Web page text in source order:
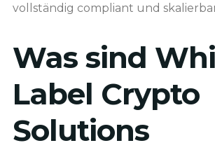
vollständig compliant und
Was sind
Label Crypto
Solutions